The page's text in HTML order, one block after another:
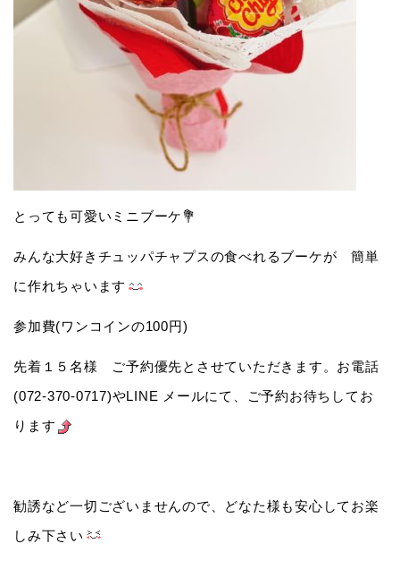
とっても可愛いミニブーケ💐
みんな大好きチュッパチャプスの食べれるブーケが 簡単
に作れちゃいます
参加費(ワンコインの100円)
先着１５名様 ご予約優先とさせていただきます。お電話
(072-370-0717)やLINE メールにて、ご予約お待ちしてお
ります
勧誘など一切ございませんので、どなた様も安心してお楽
しみ下さい